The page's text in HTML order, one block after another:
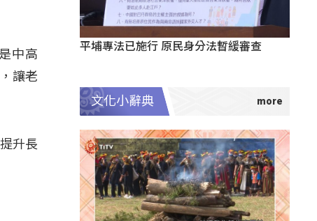
中高
讓老
升長
平埔專法已施行 原民身分法暫緩審查
文化小辭典